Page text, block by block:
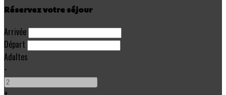
Réservez votre séjour
Arrivée
Départ
Adultes
-